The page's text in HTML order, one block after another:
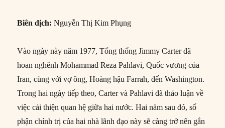
Biên dịch: Nguyễn Thị Kim Phụng
Vào ngày này năm 1977, Tổng thống Jimmy Carter đã
hoan nghênh Mohammad Reza Pahlavi, Quốc vương của
Iran, cùng với vợ ông, Hoàng hậu Farrah, đến Washington.
Trong hai ngày tiếp theo, Carter và Pahlavi đã thảo luận về
việc cải thiện quan hệ giữa hai nước. Hai năm sau đó, số
phận chính trị của hai nhà lãnh đạo này sẽ càng trở nên gắn